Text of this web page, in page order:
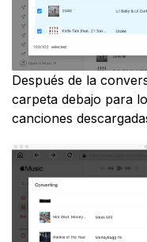
Después de la
carpeta debajo para
canciones